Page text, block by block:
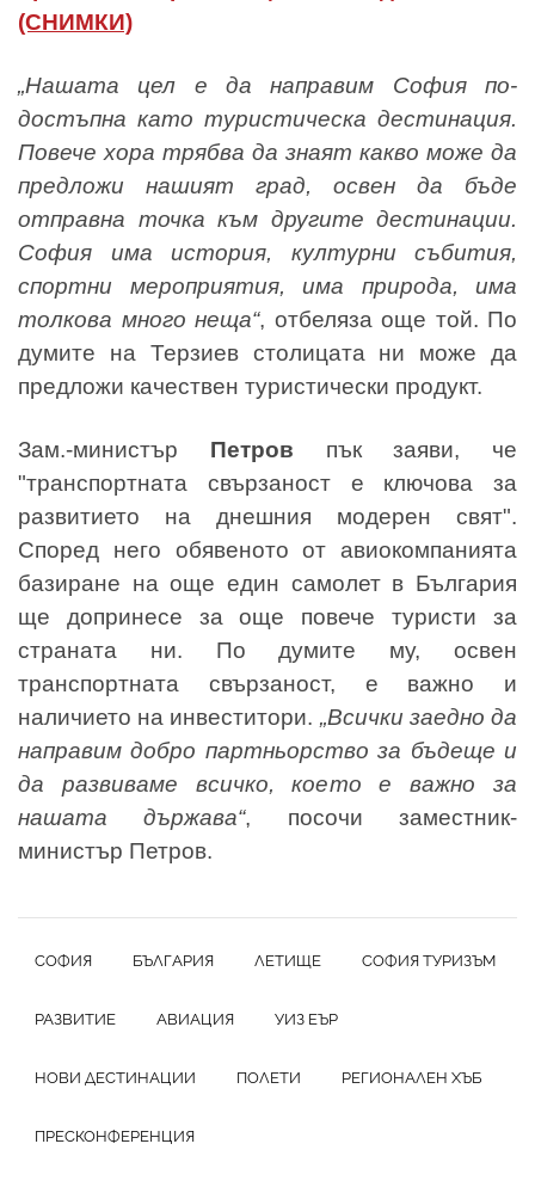
(СНИМКИ)
„Нашата цел е да направим София по-
достъпна като туристическа дестинация.
Повече хора трябва да знаят какво може да
предложи нашият град, освен да бъде
отправна точка към другите дестинации.
София има история, културни събития,
спортни мероприятия, има природа, има
толкова много неща“, отбеляза още той. По
думите на Терзиев столицата ни може да
предложи качествен туристически продукт.
Зам.-министър Петров пък заяви, че
"транспортната свързаност е ключова за
развитието на днешния модерен свят".
Според него обявеното от авиокомпанията
базиране на още един самолет в България
ще допринесе за още повече туристи за
страната ни. По думите му, освен
транспортната свързаност, е важно и
наличието на инвеститори. „Всички заедно да
направим добро партньорство за бъдеще и
да развиваме всичко, което е важно за
нашата държава“, посочи заместник-
министър Петров.
СОФИЯ БЪЛГАРИЯ ЛЕТИЩЕ СОФИЯ ТУРИЗЪМ
РАЗВИТИЕ АВИАЦИЯ УИЗ ЕЪР
НОВИ ДЕСТИНАЦИИ ПОЛЕТИ РЕГИОНАЛЕН ХЪБ
ПРЕСКОНФЕРЕНЦИЯ